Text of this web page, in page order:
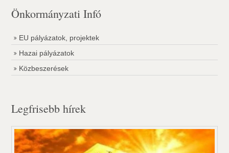
Önkormányzati Infó
EU pályázatok, projektek
Hazai pályázatok
Közbeszerések
Legfrisebb hírek